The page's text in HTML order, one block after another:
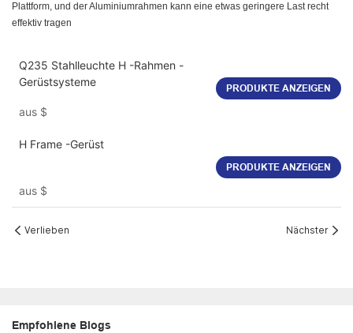
Plattform, und der Aluminiumrahmen kann eine etwas geringere Last recht
effektiv tragen
Q235 Stahlleuchte H -Rahmen -
Gerüstsysteme
aus $
PRODUKTE ANZEIGEN
H Frame -Gerüst
aus $
PRODUKTE ANZEIGEN
Verlieben Nächster
Empfohlene Blogs